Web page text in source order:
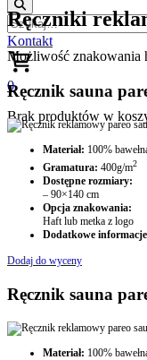
Kontakt
0
Brak produktów w
Ręczniki
Możliwość znakowania
Ręcznik sauna
Materiał: 100%
Gramatura: 400g/m2
Dostępne rozmiary:
– 90×140 cm
Opcja znakowania:
Haft lub metka z logo
Dodatkowe
Dodaj do wyceny
Ręcznik sauna
Materiał: 100%